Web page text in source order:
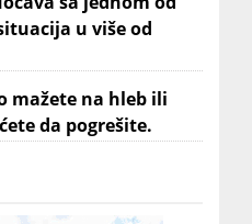
u više od
mažete na hleb ili
da pogrešite.